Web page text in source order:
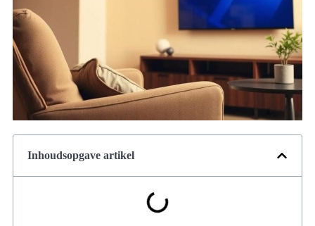
Inhoudsopgave artikel